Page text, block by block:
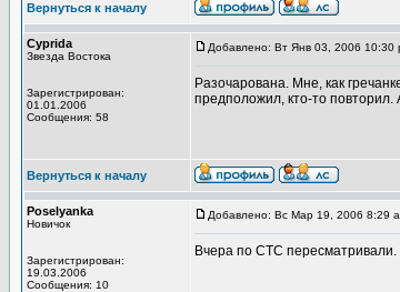
Вернуться к началу
Cyprida
Звезда Востока
Зарегистрирован:
01.01.2006
Сообщения: 58
Добавлено: Вт Янв 03, 2006 10:30
Разочарована. Мне, как
предположил, кто-то повторил.
Вернуться к началу
Poselyanka
Новичок
Зарегистрирован:
19.03.2006
Сообщения: 10
Добавлено: Вс Мар 19, 2006 8:29
Вчера по СТС пересматривали.